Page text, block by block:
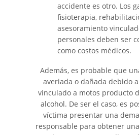
accidente es otro. Los
fisioterapia,
asesoramiento
personales deben ser
como costos médicos.
Además, es probable que
averiada o dañada debido
vinculado a motos producto
alcohol. De ser el caso, es
víctima presentar una
responsable para obtener